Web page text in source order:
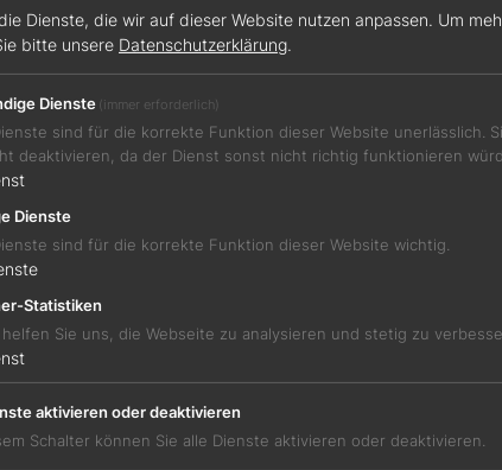
Jetzt teilen
Stil mit Noten von Granatapfel, Rosenblatt und
Säure.
Dienste, die wir auf dieser Website nutzen anpassen. Um
bitte unsere Datenschutzerklärung.
Dienste (immer erforderlich)
sind für die korrekte Funktion dieser Website unerlässlich.
deaktivieren, da der Dienst sonst nicht richtig funktionieren
Dienste
sind für die korrekte Funktion dieser Website wichtig.
Statistiken
Sie uns, die Webseite zu analysieren und stetig zu
aktivieren oder deaktivieren
Schalter können Sie alle Dienste aktivieren oder deaktivieren.